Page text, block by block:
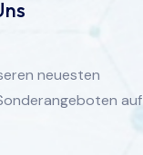
neuesten
auf